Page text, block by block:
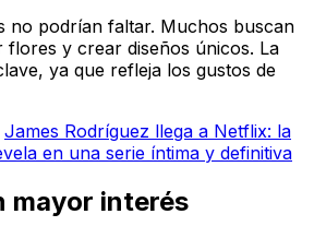
no podrían faltar. Muchos buscan
flores y crear diseños únicos. La
ya que refleja los gustos de
James Rodríguez llega a Netflix: la
en una serie íntima y definitiva
mayor interés